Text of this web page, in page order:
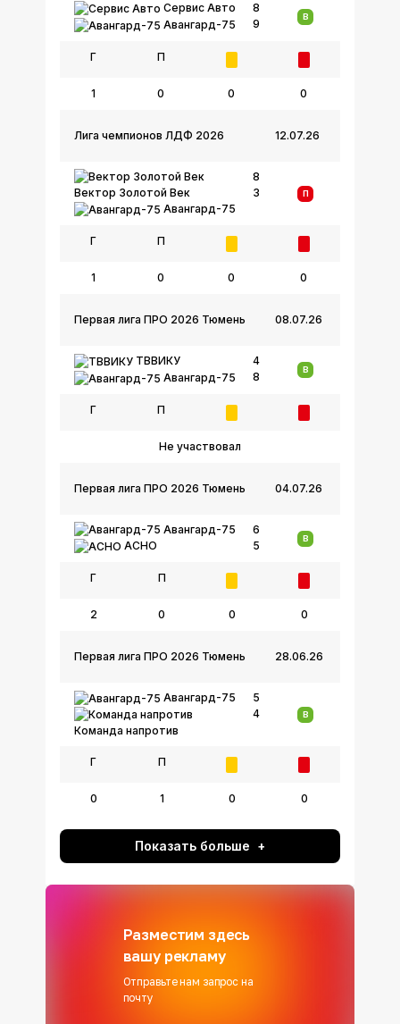
Сервис Авто
Авангард-75
8
9
В
Г П
1 0 0 0
12.07.26
Лига чемпионов ЛДФ 2026
Вектор Золотой Век
Авангард-75
8
3
П
Г П
1 0 0 0
08.07.26
Первая лига ПРО 2026 Тюмень
ТВВИКУ
Авангард-75
4
8
В
Г П
Не участвовал
04.07.26
Первая лига ПРО 2026 Тюмень
Авангард-75
АСНО
6
5
В
Г П
2 0 0 0
28.06.26
Первая лига ПРО 2026 Тюмень
Авангард-75
Команда напротив
5
4
В
Г П
0 1 0 0
Показать больше
Разместим здесь
вашу рекламу
Отправьте нам запрос на
почту